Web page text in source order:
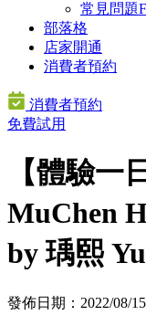
常見問題
部落格
店家開通
消費者預約
消費者預約
免費試用
【體驗一
MuChen
by 瑀熙
發佈日期：2022/08/15